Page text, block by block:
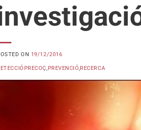
ON 19/12/2016
,PREVENCIÓ,RECERCA